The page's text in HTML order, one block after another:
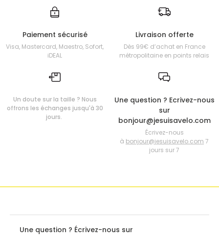
Paiement sécurisé
Visa, Mastercard, Maestro, Sofort,
iDEAL
Livraison offerte
Dès 99€ d’achat en France
métropolitaine en points relais
Un doute sur la taille ? Nous
offrons les échanges jusqu'à 30
jours.
Une question ? Ecrivez-nous
sur
bonjour@jesuisavelo.com
Écrivez-nous
à bonjour@jesuisavelo.com 7
jours sur 7
Une question ? Écrivez-nous sur